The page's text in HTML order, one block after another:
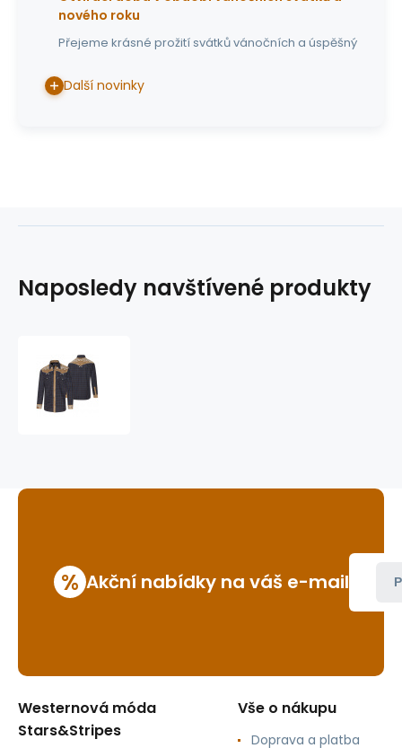
nového roku
Přejeme krásné prožití svátků vánočních a úspěšný
Další novinky
Naposledy navštívené produkty
% Akční nabídky na váš e-mail
Westernová móda
Stars&Stripes
Vše o nákupu
Doprava a platba